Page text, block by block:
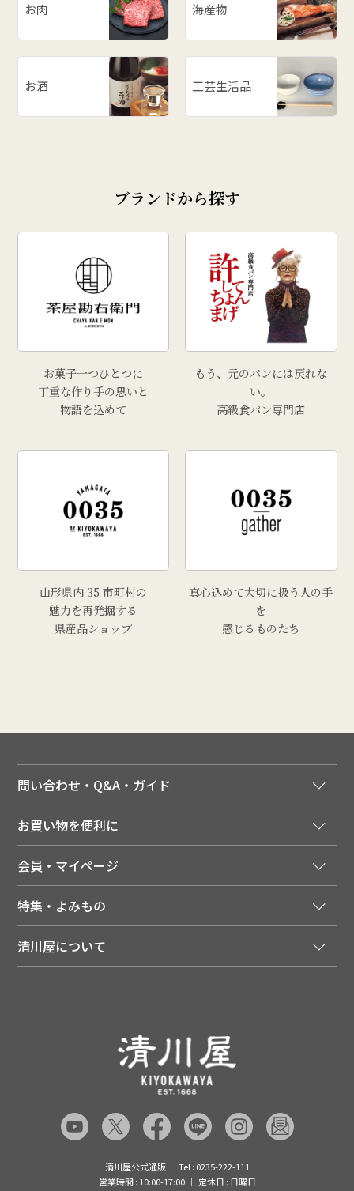
お肉 海産物
お酒 工芸生活品
ブランドから探す
お菓子一つひとつに
丁重な作り手の思いと
物語を込めて
もう、元のパンには戻れな
い。
高級食パン専門店
山形県内 35 市町村の
魅力を再発掘する
県産品ショップ
真心込めて大切に扱う人の手
を
感じるものたち
問い合わせ・Q&A・ガイド
ご利用ガイド
領収書について
送料について
配達日について
返品について
よくあるご質問（FAQ）
あんしんの品質保証について（産直品）
品質保証について（通常品）
お買い物を便利に
季節のカタログを無料でお届け
店舗・ECポイント共通アプリ
LINEお友だち登録
会員・マイページ
会員特典について
注文履歴
特集・よみもの
メディア掲載商品
清川屋のレビューを見る
清川屋について
清川屋公式通販
Tel : 0235-222-111
営業時間 : 10:00-17:00
定休日 : 日曜日